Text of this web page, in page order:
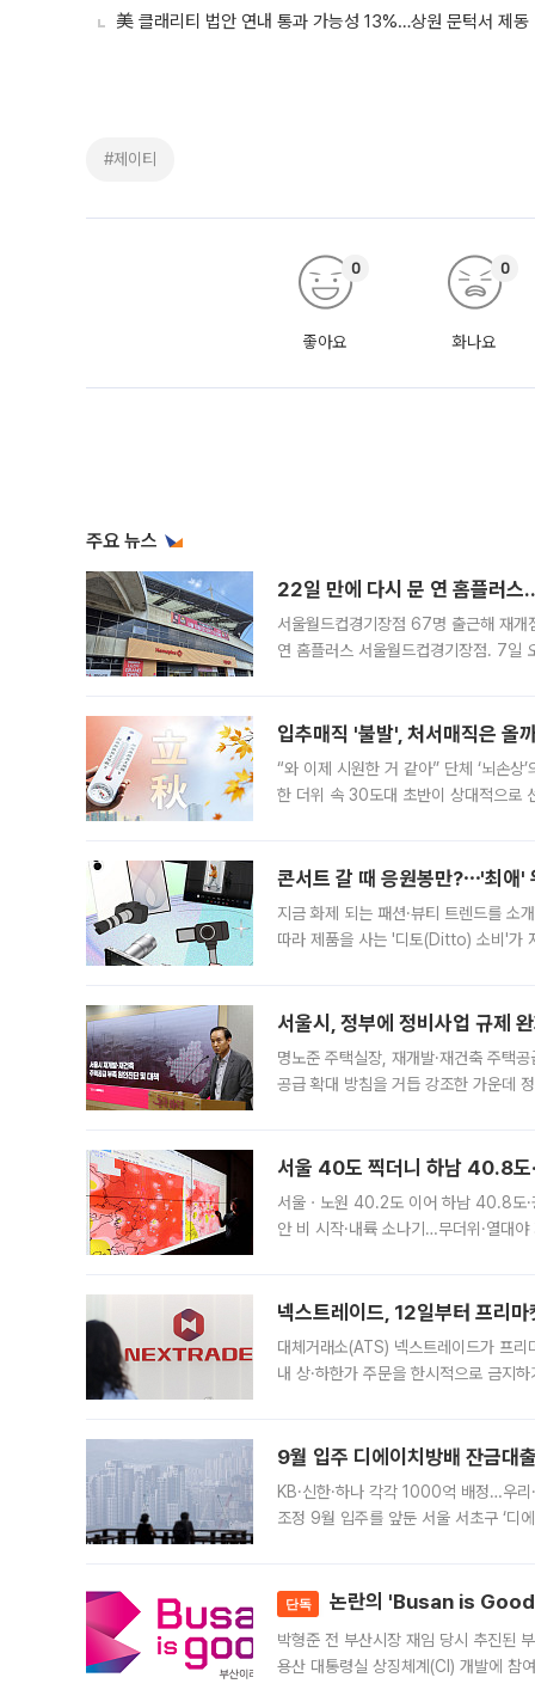
美 클래리티 법안 연내 통과 가능성 13%…상원 문턱서 제동
#제이티
좋아요
0
화나요
0
주요 뉴스
22일 만에 다시 문 연 홈플러스
서울월드컵경기장점 67명 출근해 재
연 홈플러스 서울월드컵경기장점. 7일
입추매직 '불발', 처서매직은 올
“와 이제 시원한 거 같아” 단체 ‘뇌손
한 더위 속 30도대 초반이 상대적으로
콘서트 갈 때 응원봉만?⋯'최애'
지금 화제 되는 패션·뷰티 트렌드를 소
따라 제품을 사는 '디토(Ditto) 소비'가
서울시, 정부에 정비사업 규제
명노준 주택실장, 재개발·재건축 주택
공급 확대 방침을 거듭 강조한 가운데
서울 40도 찍더니 하남 40.8
서울ㆍ노원 40.2도 이어 하남 40.8도
안 비 시작·내륙 소나기…무더위·열대
넥스트레이드, 12일부터 프리
대체거래소(ATS) 넥스트레이드가 프
내 상·하한가 주문을 한시적으로 금지
9월 입주 디에이치방배 잔금
KB·신한·하나 각각 1000억 배정…우
조정 9월 입주를 앞둔 서울 서초구 ‘디
단독 논란의 'Busan is
박형준 전 부산시장 재임 당시 추진된
용산 대통령실 상징체계(CI) 개발에 참